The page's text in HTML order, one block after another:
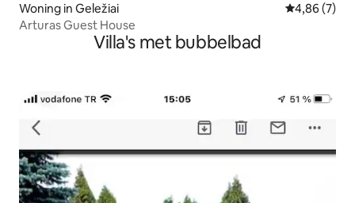
Woning in Geležiai Gemiddelde
4,86 (7)
Arturas Guest House
Villa's met bubbelbad